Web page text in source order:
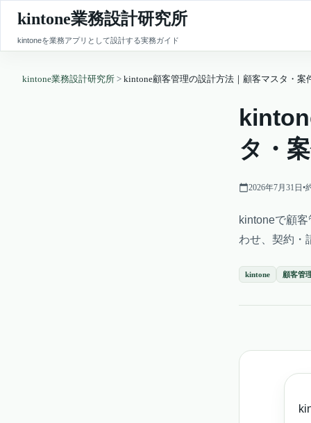
kintone業務設計研究所
kintoneを業務アプリとして設計する実務ガイド
kintone業務設計研究所 > kintone顧客管理の設計方法｜顧客マスタ・案
タ・
2026年7月31日 •
kintoneで顧
わせ、契約・
kintone 顧客管